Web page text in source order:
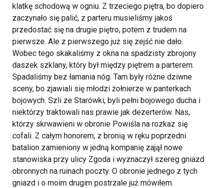
klatkę schodową w ogniu. Z trzeciego piętra, bo dopiero
zaczynało się palić, z parteru musieliśmy jakoś
przedostać się na drugie piętro, potem z trudem na
pierwsze. Ale z pierwszego już się zejść nie dało.
Wobec tego skakaliśmy z okna na spadzisty zbrojony
daszek szklany, który był między piętrem a parterem.
Spadaliśmy bez łamania nóg. Tam były różne dziwne
sceny, bo zjawiali się młodzi żołnierze w panterkach
bojowych. Szli ze Starówki, byli pełni bojowego ducha i
niektórzy traktowali nas prawie jak dezerterów. Nas,
którzy skrwawieni w obronie Powiśla na rozkaz się
cofali. Z całym honorem, z bronią w ręku poprzedni
batalion zamieniony w jedną kompanię zajął nowe
stanowiska przy ulicy Zgoda i wyznaczył szereg gniazd
obronnych na ruinach poczty. O obronie jednego z tych
gniazd i o moim drugim postrzale już mówiłem.